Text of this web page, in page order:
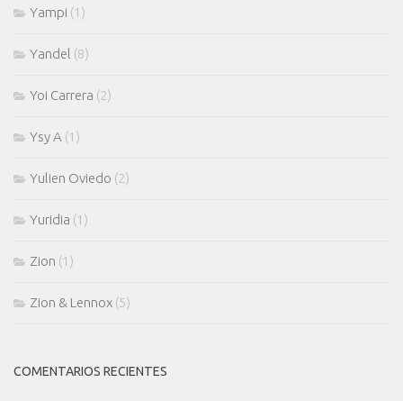
Yampi (1)
Yandel (8)
Yoi Carrera (2)
Ysy A (1)
Yulien Oviedo (2)
Yuridia (1)
Zion (1)
Zion & Lennox (5)
COMENTARIOS RECIENTES